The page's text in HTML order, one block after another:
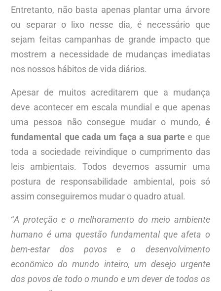
Entretanto, não basta apenas plantar uma árvore
ou separar o lixo nesse dia, é necessário que
sejam feitas campanhas de grande impacto que
mostrem a necessidade de mudanças imediatas
nos nossos hábitos de vida diários.
Apesar de muitos acreditarem que a mudança
deve acontecer em escala mundial e que apenas
uma pessoa não consegue mudar o mundo, é
fundamental que cada um faça a sua partee que
toda a sociedade reivindique o cumprimento das
leis ambientais. Todos devemos assumir uma
postura de responsabilidade ambiental, pois só
assim conseguiremos mudar o quadro atual.
“A proteção e o melhoramento do meio ambiente
humano é uma questão fundamental que afeta o
bem-estar dos povos e o desenvolvimento
econômico do mundo inteiro, um desejo urgente
dos povos de todo o mundo e um dever de todos os